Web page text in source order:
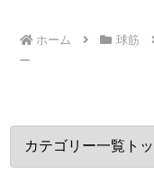
ホーム 球筋
ー